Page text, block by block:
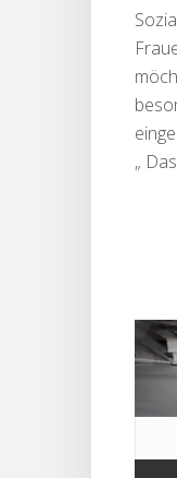
„